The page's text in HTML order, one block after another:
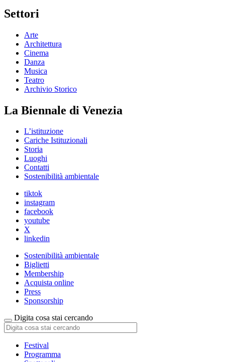
Settori
Arte
Architettura
Cinema
Danza
Musica
Teatro
Archivio Storico
La Biennale di Venezia
L’istituzione
Cariche Istituzionali
Storia
Luoghi
Contatti
Sostenibilità ambientale
tiktok
instagram
facebook
youtube
X
linkedin
Sostenibilità ambientale
Biglietti
Membership
Acquista online
Press
Sponsorship
Digita cosa stai cercando
Festival
Programma